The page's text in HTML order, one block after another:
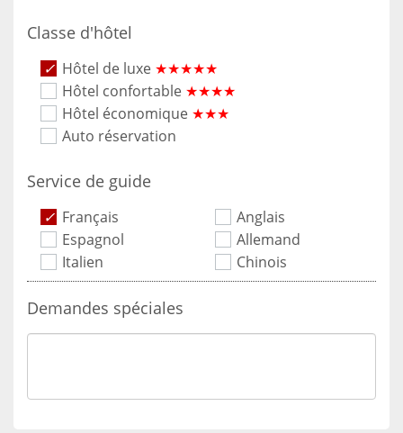
Classe d'hôtel
Hôtel de luxe ★★★★★
Hôtel confortable ★★★★
Hôtel économique ★★★
Auto réservation
Service de guide
Français
Anglais
Espagnol
Allemand
Italien
Chinois
Demandes spéciales